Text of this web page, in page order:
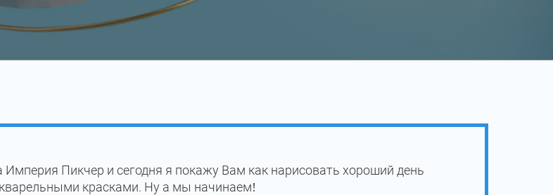
Пикчер и сегодня я покажу Вам как нарисовать хороший день
красками. Ну а мы начинаем!